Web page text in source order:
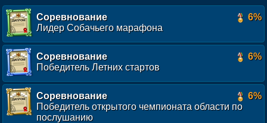
Соревнование
6%
Лидер Собачьего марафона
Соревнование
6%
Победитель Летних стартов
Соревнование
6%
Победитель открытого чемпионата области по
послушанию